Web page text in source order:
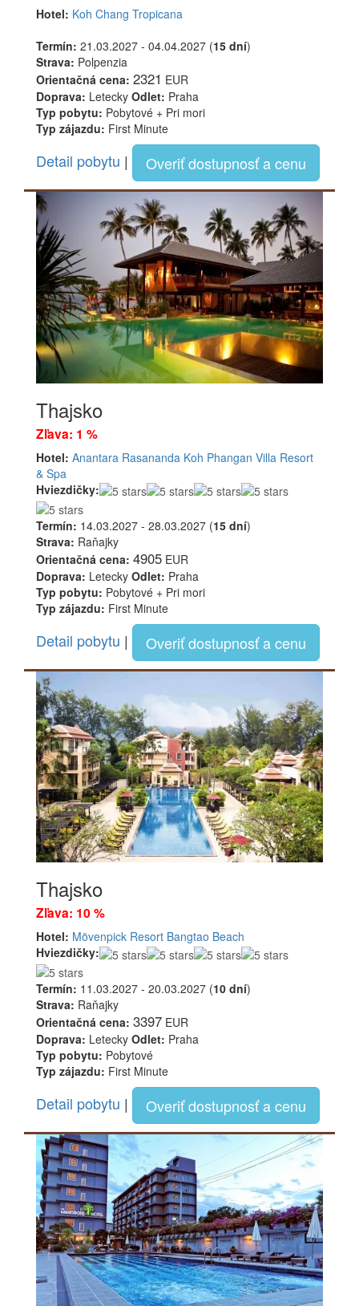
Hotel: Koh Chang Tropicana
Termín: 21.03.2027 - 04.04.2027 (15 dní)
Strava: Polpenzia
Orientačná cena: 2321 EUR
Doprava: Letecky Odlet: Praha
Typ pobytu: Pobytové + Pri mori
Typ zájazdu: First Minute
Detail pobytu | Overiť dostupnosť a cenu
Thajsko
Zľava: 1 %
Hotel: Anantara Rasananda Koh Phangan Villa Resort
& Spa
Hviezdičky:
Termín: 14.03.2027 - 28.03.2027 (15 dní)
Strava: Raňajky
Orientačná cena: 4905 EUR
Doprava: Letecky Odlet: Praha
Typ pobytu: Pobytové + Pri mori
Typ zájazdu: First Minute
Detail pobytu | Overiť dostupnosť a cenu
Thajsko
Zľava: 10 %
Hotel: Mövenpick Resort Bangtao Beach
Hviezdičky:
Termín: 11.03.2027 - 20.03.2027 (10 dní)
Strava: Raňajky
Orientačná cena: 3397 EUR
Doprava: Letecky Odlet: Praha
Typ pobytu: Pobytové
Typ zájazdu: First Minute
Detail pobytu | Overiť dostupnosť a cenu